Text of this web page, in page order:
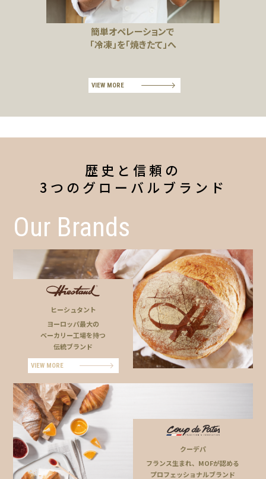
簡単オペレーションで
「冷凍」を「焼きたて」へ
VIEW MORE
歴史と信頼の
3つのグローバルブランド
Our Brands
ヒーシュタント
ヨーロッパ最大の
ベーカリー工場を持つ
伝統ブランド
VIEW MORE
クーデパ
フランス生まれ、MOFが認める
プロフェッショナルブランド